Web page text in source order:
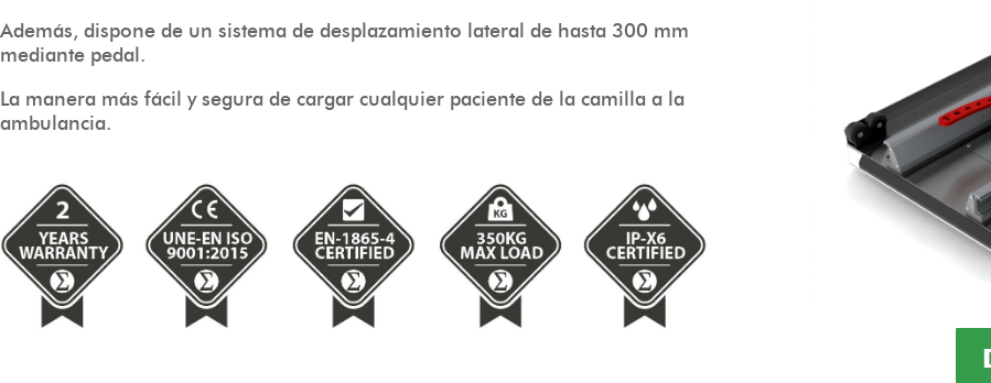
Además, dispone de un sistema de desplazamiento lateral de hasta 300 mm
mediante pedal.
La manera más fácil y segura de cargar cualquier paciente de la camilla a la
ambulancia.